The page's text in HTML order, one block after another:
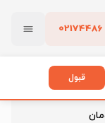
02174486
پاک کردن
ورق سیاه برشی گیلان st37 ضخامت 8 عرض
قبول